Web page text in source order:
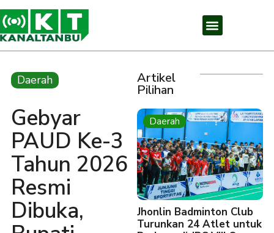
Daerah
Gebyar
PAUD Ke-3
Tahun 2026
Resmi
Dibuka,
Artikel
Pilihan
Daerah
Jhonlin Badminton Club
Turunkan 24 Atlet untuk